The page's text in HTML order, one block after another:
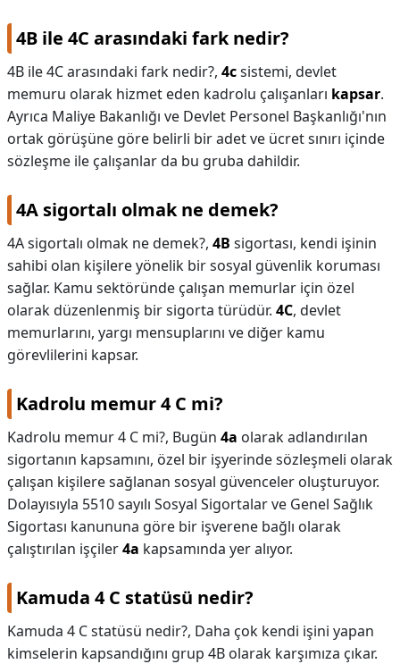
4B ile 4C arasındaki fark nedir?
4B ile 4C arasındaki fark nedir?, 4csistemi, devlet
memuru olarak hizmet eden kadrolu çalışanları kapsar.
Ayrıca Maliye Bakanlığı ve Devlet Personel Başkanlığı'nın
ortak görüşüne göre belirli bir adet ve ücret sınırı içinde
sözleşme ile çalışanlar da bu gruba dahildir.
4A sigortalı olmak ne demek?
4A sigortalı olmak ne demek?, 4B sigortası, kendi işinin
sahibi olan kişilere yönelik bir sosyal güvenlik koruması
sağlar. Kamu sektöründe çalışan memurlar için özel
olarak düzenlenmiş bir sigorta türüdür. 4C, devlet
memurlarını, yargı mensuplarını ve diğer kamu
görevlilerini kapsar.
Kadrolu memur 4 C mi?
Kadrolu memur 4 C mi?, Bugün 4a olarak adlandırılan
sigortanın kapsamını, özel bir işyerinde sözleşmeli olarak
çalışan kişilere sağlanan sosyal güvenceler oluşturuyor.
Dolayısıyla 5510 sayılı Sosyal Sigortalar ve Genel Sağlık
Sigortası kanununa göre bir işverene bağlı olarak
çalıştırılan işçiler4a kapsamında yer alıyor.
Kamuda 4 C statüsü nedir?
Kamuda 4 C statüsü nedir?, Daha çok kendi işini yapan
kimselerin kapsandığını grup 4B olarak karşımıza çıkar.